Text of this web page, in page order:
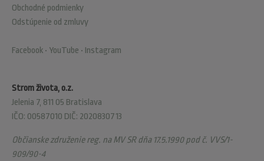
Strom života, o.z.
Jelenia 7, 811 05 Bratislava
IČO: 00587010 DIČ: 2020830713
Občianske združenie reg. na MV SR dňa 17.5.1990 pod č. VVS/1-
909/90-4
Obchodné podmienky
Odstúpenie od zmluvy
Facebook • YouTube • Instagram